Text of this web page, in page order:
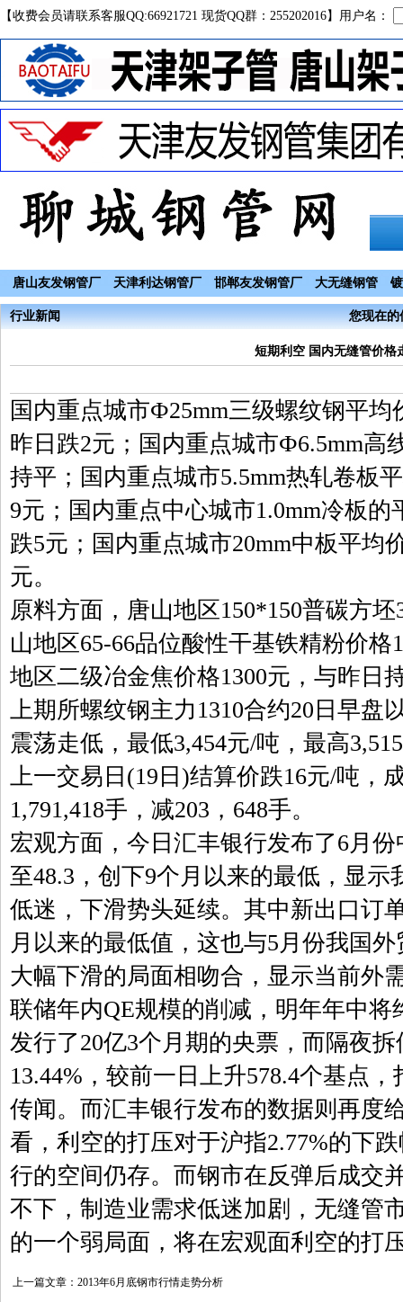
【收费会员请联系客服QQ:66921721 现货QQ群：255202016】用户名：
唐山友发钢管厂 天津利达钢管厂 邯郸友发钢管厂 大无缝钢管
行业新闻 您现在的
短期利空 国内无缝管价格
国内重点城市Ф25mm三级螺纹钢平均
昨日跌2元；国内重点城市Ф6.5mm高
持平；国内重点城市5.5mm热轧卷板
9元；国内重点中心城市1.0mm冷板的
跌5元；国内重点城市20mm中板平均
元。
原料方面，唐山地区150*150普碳方
山地区65-66品位酸性干基铁精粉价
地区二级冶金焦价格1300元，与昨日
上期所螺纹钢主力1310合约20日早盘
震荡走低，最低3,454元/吨，最高
上一交易日(19日)结算价跌16元/吨，
1,791,418手，减203，648手。
宏观方面，今日汇丰银行发布了6月
至48.3，创下9个月以来的最低，显
低迷，下滑势头延续。其中新出口订
月以来的最低值，这也与5月份我国
大幅下滑的局面相吻合，显示当前外
联储年内QE规模的削减，明年年中
发行了20亿3个月期的央票，而隔夜
13.44%，较前一日上升578.4个基点
传闻。而汇丰银行发布的数据则再度
看，利空的打压对于沪指2.77%的下
行的空间仍存。而钢市在反弹后成交
不下，制造业需求低迷加剧， 无缝管
的一个弱局面，将在宏观面利空的打
上一篇文章： 2013年6月底钢市行情走势分析